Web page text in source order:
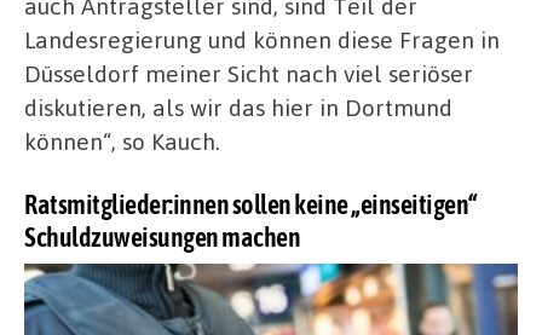
Landesregierung und können diese Fragen in
Düsseldorf meiner Sicht nach viel seriöser
diskutieren, als wir das hier in Dortmund
können“, so Kauch.
Ratsmitglieder:innen sollen keine „einseitigen“
Schuldzuweisungen machen